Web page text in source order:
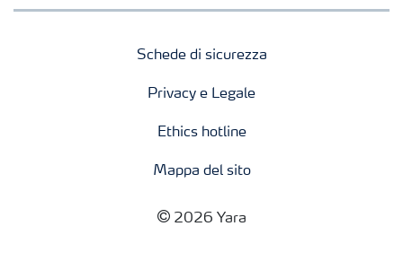
Schede di sicurezza
Privacy e Legale
Ethics hotline
Mappa del sito
2026 Yara